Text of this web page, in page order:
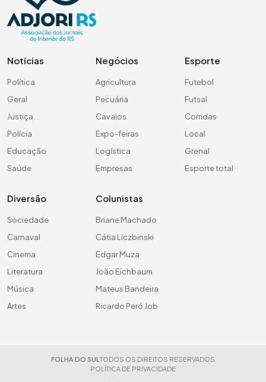
Notícias
Política
Geral
Justiça
Polícia
Educação
Saúde
Negócios
Agricultura
Pecuária
Cavalos
Expo-feiras
Logística
Empresas
Esporte
Futebol
Futsal
Corridas
Local
Grenal
Esporte total
Diversão
Sociedade
Carnaval
Cinema
Literatura
Música
Artes
Colunistas
Briane Machado
Cátia Liczbinski
Edgar Muza
João Eichbaum
Mateus Bandeira
Ricardo Peró Job
FOLHA DO SUL TODOS OS DIREITOS RESERVADOS
POLÍTICA DE PRIVACIDADE